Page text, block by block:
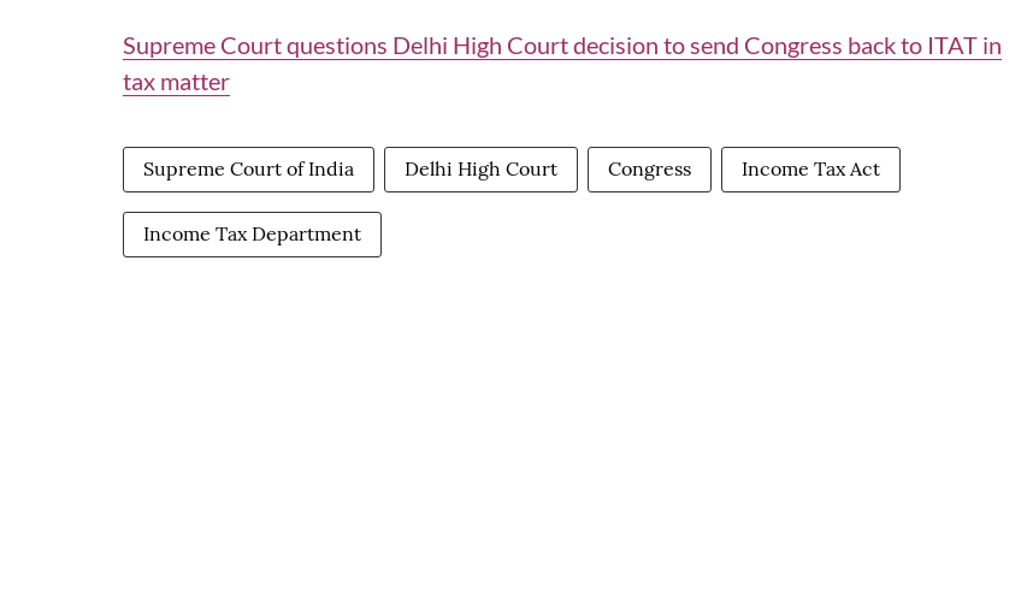
Supreme Court questions Delhi High Court decision to send Congress back to ITAT in
tax matter
Supreme Court of India Delhi High Court Congress Income Tax Act
Income Tax Department